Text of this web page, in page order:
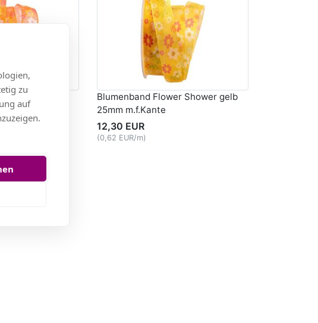
Shower
Blumenband Flower Shower gelb
25mm m.f.Kante
12,30 EUR
(0,62 EUR/m)
zu
auf